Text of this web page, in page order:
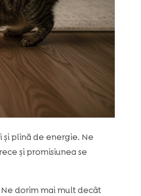
și plină de energie. Ne
și promisiunea se
dorim mai mult decât